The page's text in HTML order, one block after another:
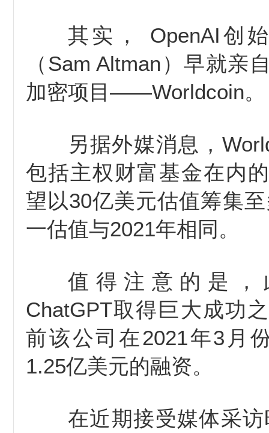
其实， OpenAI创
（Sam Altman）早就亲
加密项目——Worldcoin。
另据外媒消息，
包括主权财富基金在内
望以30亿美元估值筹集
一估值与2021年相同。
值得注意的是，
ChatGPT取得巨大成功
前该公司在2021年3月
1.25亿美元的融资。
在近期接受媒体采